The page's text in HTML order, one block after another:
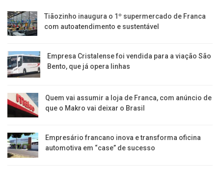
Tiãozinho inaugura o 1º supermercado de Franca
com autoatendimento e sustentável
Empresa Cristalense foi vendida para a viação São
Bento, que já opera linhas
Quem vai assumir a loja de Franca, com anúncio de
que o Makro vai deixar o Brasil
Empresário francano inova e transforma oficina
automotiva em “case” de sucesso